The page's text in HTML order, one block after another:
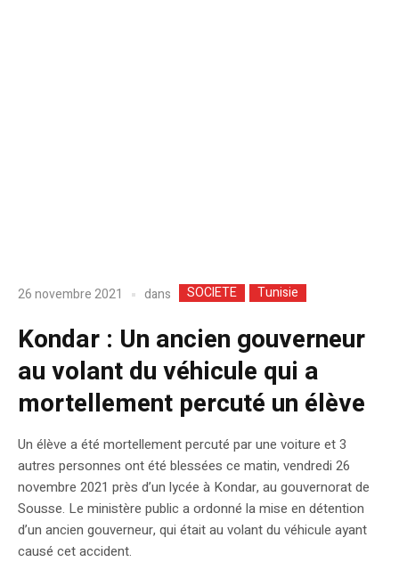
26 novembre 2021 dans SOCIETE Tunisie
Kondar : Un ancien gouverneur
au volant du véhicule qui a
mortellement percuté un élève
Un élève a été mortellement percuté par une voiture et 3
autres personnes ont été blessées ce matin, vendredi 26
novembre 2021 près d’un lycée à Kondar, au gouvernorat de
Sousse. Le ministère public a ordonné la mise en détention
d’un ancien gouverneur, qui était au volant du véhicule ayant
causé cet accident.